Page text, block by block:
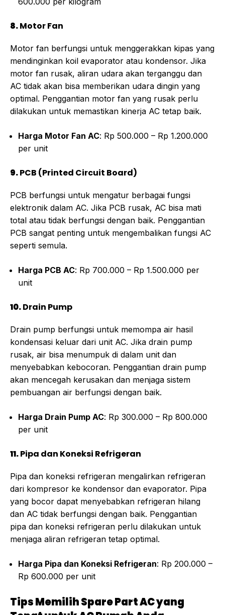
8.Motor Fan
Motor fan berfungsi untuk menggerakkan kipas yang
mendinginkan koil evaporator atau kondensor. Jika
motor fan rusak, aliran udara akan terganggu dan
AC tidak akan bisa memberikan udara dingin yang
optimal. Penggantian motor fan yang rusak perlu
dilakukan untuk memastikan kinerja AC tetap baik.
Harga Motor Fan AC: Rp 500.000 – Rp 1.200.000
per unit
9.PCB (Printed Circuit Board)
PCB berfungsi untuk mengatur berbagai fungsi
elektronik dalam AC. Jika PCB rusak, AC bisa mati
total atau tidak berfungsi dengan baik. Penggantian
PCB sangat penting untuk mengembalikan fungsi AC
seperti semula.
Harga PCB AC: Rp 700.000 – Rp 1.500.000 per
unit
10.Drain Pump
Drain pump berfungsi untuk memompa air hasil
kondensasi keluar dari unit AC. Jika drain pump
rusak, air bisa menumpuk di dalam unit dan
menyebabkan kebocoran. Penggantian drain pump
akan mencegah kerusakan dan menjaga sistem
pembuangan air berfungsi dengan baik.
Harga Drain Pump AC: Rp 300.000 – Rp 800.000
per unit
11.Pipa dan Koneksi Refrigeran
Pipa dan koneksi refrigeran mengalirkan refrigeran
dari kompresor ke kondensor dan evaporator. Pipa
yang bocor dapat menyebabkan refrigeran hilang
dan AC tidak berfungsi dengan baik. Penggantian
pipa dan koneksi refrigeran perlu dilakukan untuk
menjaga aliran refrigeran tetap optimal.
Harga Pipa dan Koneksi Refrigeran: Rp 200.000 –
Rp 600.000 per unit
Tips Memilih Spare Part AC yang